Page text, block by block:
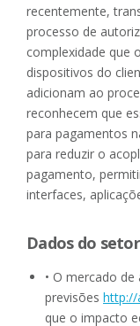
recentemente,
processo de
complexidade que
dispositivos do
adicionam ao
reconhecem que
para pagamentos
para reduzir o
pagamento,
interfaces,
Dados do
• O mercado
previsões http://
que o impacto